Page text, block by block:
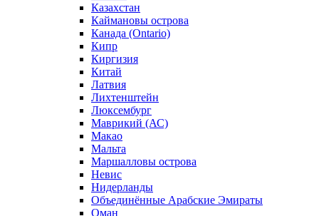
Казахстан
Каймановы острова
Канада (Ontario)
Кипр
Киргизия
Китай
Латвия
Лихтенштейн
Люксембург
Маврикий (АС)
Макао
Мальта
Маршалловы острова
Нeвис
Нидерланды
Объединённые Арабские Эмираты
Оман